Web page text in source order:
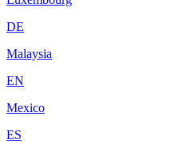
DE
Malaysia
EN
Mexico
ES